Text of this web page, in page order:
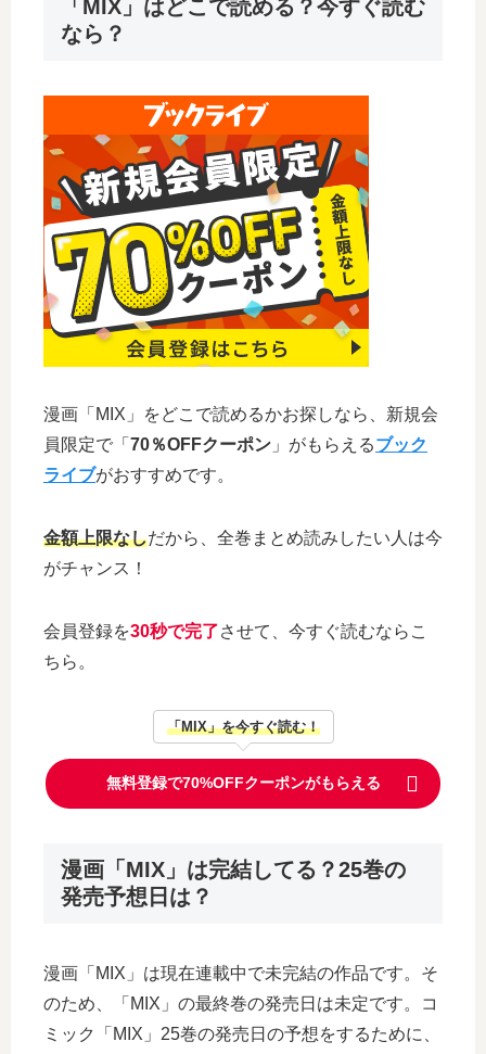
「MIX」はどこで読める？今すぐ読む
なら？
漫画「MIX」をどこで読めるかお探しなら、新規会
員限定で「 70％OFFクーポン 」がもらえるブック
ライブがおすすめです。
金額上限なしだから、全巻まとめ読みしたい人は今
がチャンス！
会員登録を30秒で完了させて、今すぐ読むならこ
ちら。
「MIX」を今すぐ読む！
無料登録で70%OFFクーポンがもらえる
漫画「MIX」は完結してる？25巻の
発売予想日は？
漫画「MIX」は現在連載中で未完結の作品です。そ
のため、「MIX」の最終巻の発売日は未定です。コ
ミック「MIX」25巻の発売日の予想をするために、